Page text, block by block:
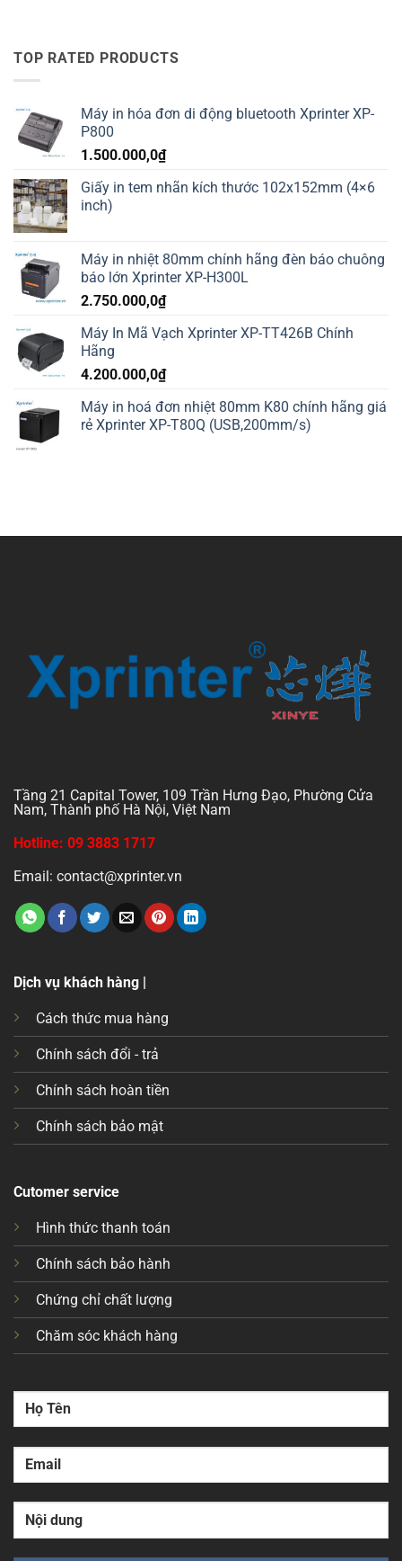
TOP RATED PRODUCTS
Máy in hóa đơn di động bluetooth Xprinter XP-
P800
1.500.000,0₫
Giấy in tem nhãn kích thước 102x152mm (4×6
inch)
Máy in nhiệt 80mm chính hãng đèn báo chuông
báo lớn Xprinter XP-H300L
2.750.000,0₫
Máy In Mã Vạch Xprinter XP-TT426B Chính
Hãng
4.200.000,0₫
Máy in hoá đơn nhiệt 80mm K80 chính hãng giá
rẻ Xprinter XP-T80Q (USB,200mm/s)
Tầng 21 Capital Tower, 109 Trần Hưng Đạo, Phường Cửa
Nam, Thành phố Hà Nội, Việt Nam
Hotline: 09 3883 1717
Email: contact@xprinter.vn
Dịch vụ khách hàng |
Cách thức mua hàng
Chính sách đổi - trả
Chính sách hoàn tiền
Chính sách bảo mật
Cutomer service
Hình thức thanh toán
Chính sách bảo hành
Chứng chỉ chất lượng
Chăm sóc khách hàng